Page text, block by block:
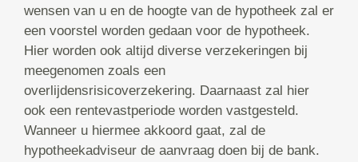
wensen van u en de hoogte van de hypotheek zal er
een voorstel worden gedaan voor de hypotheek.
Hier worden ook altijd diverse verzekeringen bij
meegenomen zoals een
overlijdensrisicoverzekering. Daarnaast zal hier
ook een rentevastperiode worden vastgesteld.
Wanneer u hiermee akkoord gaat, zal de
hypotheekadviseur de aanvraag doen bij de bank.